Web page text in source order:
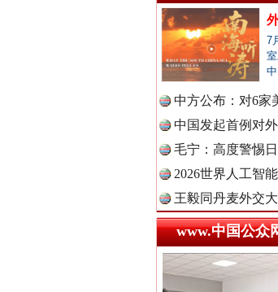
中
中
中
中
7
中方公布：对6家
中国发起首例对
毛宁：高度警惕
2026世界人工智
王毅同丹麦外交
www.中国公众